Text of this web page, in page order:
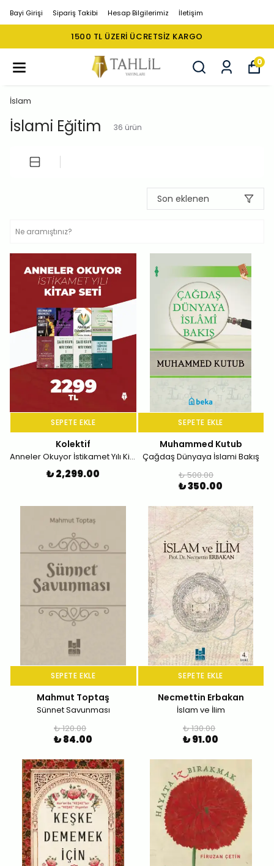
Bayi Girişi Sipariş Takibi Hesap Bilgilerimiz İletişim
1500 TL ÜZERI ÜCRETSIZ KARGO
0
İslam
İslami Eğitim 36 ürün
Son eklenen
SEPETE EKLE
Kolektif
Anneler Okuyor İstikamet Yılı Kitap Seti
₺ 2,299.00
SEPETE EKLE
Muhammed Kutub
Çağdaş Dünyaya İslami Bakış
₺ 500.00
₺ 350.00
SEPETE EKLE
Mahmut Toptaş
Sünnet Savunması
₺ 120.00
₺ 84.00
SEPETE EKLE
Necmettin Erbakan
İslam ve İlim
₺ 130.00
₺ 91.00